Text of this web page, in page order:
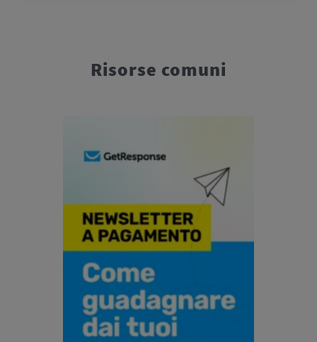
Risorse comuni